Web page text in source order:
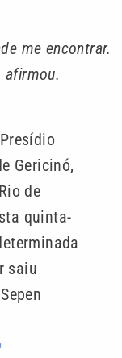
me encontrar.
afirmou.
Gericinó,
de
quinta-
saiu